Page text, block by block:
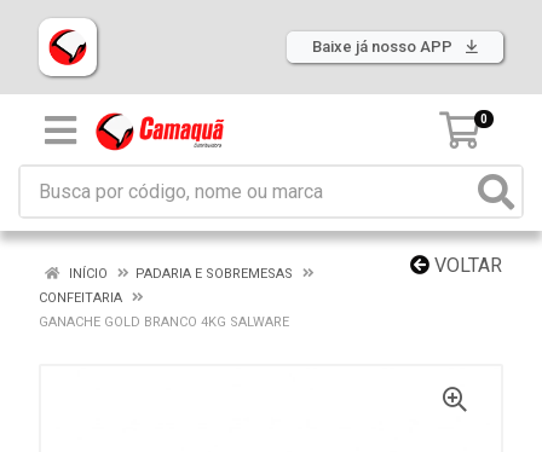
Baixe já nosso APP
0
VOLTAR
INÍCIO
PADARIA E SOBREMESAS
CONFEITARIA
GANACHE GOLD BRANCO 4KG SALWARE